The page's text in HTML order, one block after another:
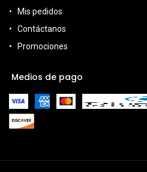
Mis pedidos
Contáctanos
Promociones
Medios de pago